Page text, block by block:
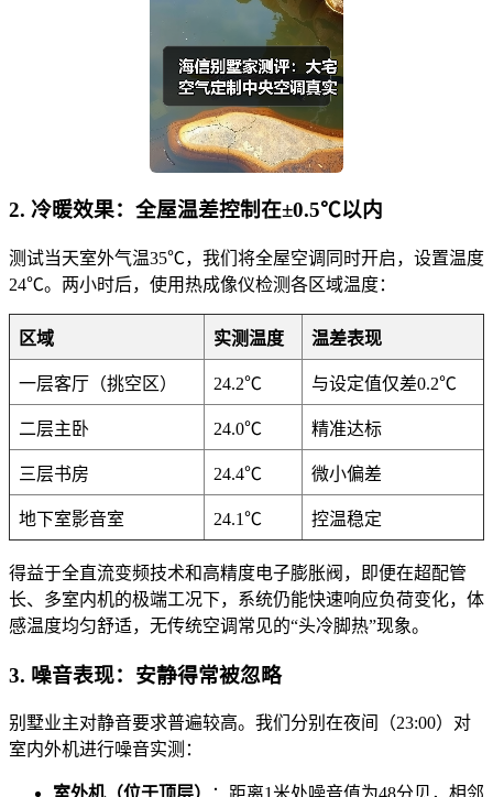
2. 冷暖效果：全屋温差控制在±0.5℃以内
测试当天室外气温35℃，我们将全屋空调同时开启，设置温度
24℃。两小时后，使用热成像仪检测各区域温度：
区域 实测温度 温差表现
一层客厅（挑空区） 24.2℃ 与设定值仅差0.2℃
二层主卧 24.0℃ 精准达标
三层书房 24.4℃ 微小偏差
地下室影音室 24.1℃ 控温稳定
得益于全直流变频技术和高精度电子膨胀阀，即便在超配管
长、多室内机的极端工况下，系统仍能快速响应负荷变化，体
感温度均匀舒适，无传统空调常见的“头冷脚热”现象。
3. 噪音表现：安静得常被忽略
别墅业主对静音要求普遍较高。我们分别在夜间（23:00）对
室内外机进行噪音实测：